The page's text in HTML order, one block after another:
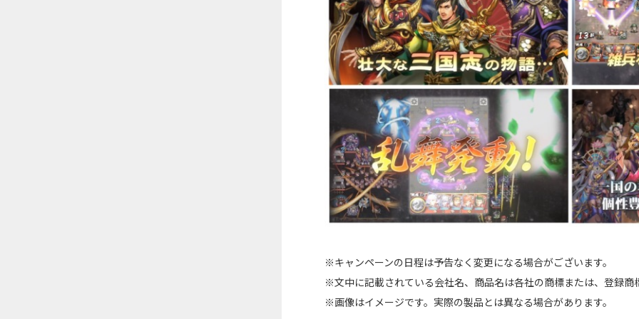
※キャンペーンの日程は予告なく変更になる場合がございます。
※文中に記載されている会社名、商品名は各社の商標または、登録商
※画像はイメージです。実際の製品とは異なる場合があります。